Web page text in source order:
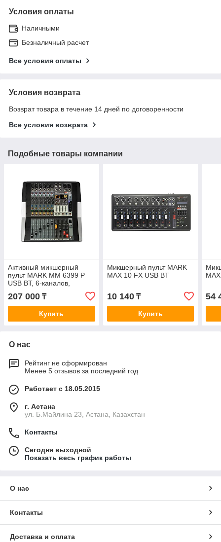
Условия оплаты
Наличными
Безналичный расчет
Все условия оплаты
Условия возврата
Возврат товара в течение 14 дней по договоренности
Все условия возврата
Подобные товары компании
Активный микшерный
пульт MARK MM 6399 P
USB BT, 6-каналов,
2x300W(4Om)
207 000 ₸
Купить
Микшерный пульт MARK
MAX 10 FX USB BT
10 140₸
Купить
54
О нас
Рейтинг не сформирован
Менее 5 отзывов за последний год
Работает с 18.05.2015
г. Астана
ул. Б.Майлина 23, Астана, Казахстан
Контакты
Сегодня выходной
Показать весь график работы
О нас
Контакты
Доставка и оплата